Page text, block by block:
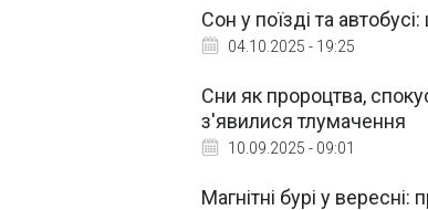
Сон у поїзді та
04.10.2025 - 19:25
Сни як пророцтва,
з'явилися тлумачення
10.09.2025 - 09:01
Магнітні бурі у